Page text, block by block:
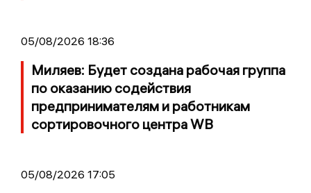
05/08/2026 18:36
Миляев: Будет создана рабочая группа
по оказанию содействия
предпринимателям и работникам
сортировочного центра WB
05/08/2026 17:05